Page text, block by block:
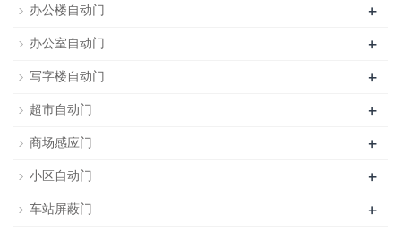
办公楼自动门 +
办公室自动门 +
写字楼自动门 +
超市自动门 +
商场感应门 +
小区自动门 +
车站屏蔽门 +